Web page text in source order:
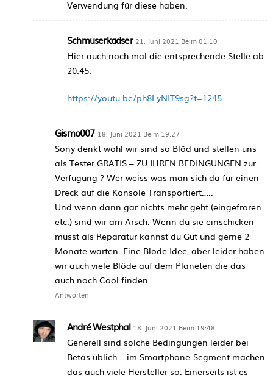
Verwendung für diese haben.
Schmuserkadser 21. Juni 2021 Beim 01:10
Hier auch noch mal die entsprechende Stelle ab
20:45:
https://youtu.be/ph8LyNIT9sg?t=1245
Gismo007 18. Juni 2021 Beim 19:27
Sony denkt wohl wir sind so Blöd und stellen uns
als Tester GRATIS – ZU IHREN BEDINGUNGEN zur
Verfügung ? Wer weiss was man sich da für einen
Dreck auf die Konsole Transportiert…..
Und wenn dann gar nichts mehr geht (eingefroren
etc.) sind wir am Arsch. Wenn du sie einschicken
musst als Reparatur kannst du Gut und gerne 2
Monate warten. Eine Blöde Idee, aber leider haben
wir auch viele Blöde auf dem Planeten die das
auch noch Cool finden.
Antworten
André Westphal 18. Juni 2021 Beim 19:48
Generell sind solche Bedingungen leider bei
Betas üblich – im Smartphone-Segment machen
das auch viele Hersteller so. Einerseits ist es